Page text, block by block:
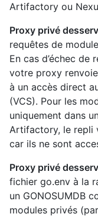
Artifactory ou
Proxy privé
requêtes de
En cas d’échec de
votre proxy
à un accès direct
(VCS). Pour les
uniquement dans
Artifactory, le repli
car ils ne sont
Proxy privé
fichier go.env à la
un GONOSUMDB
modules privés